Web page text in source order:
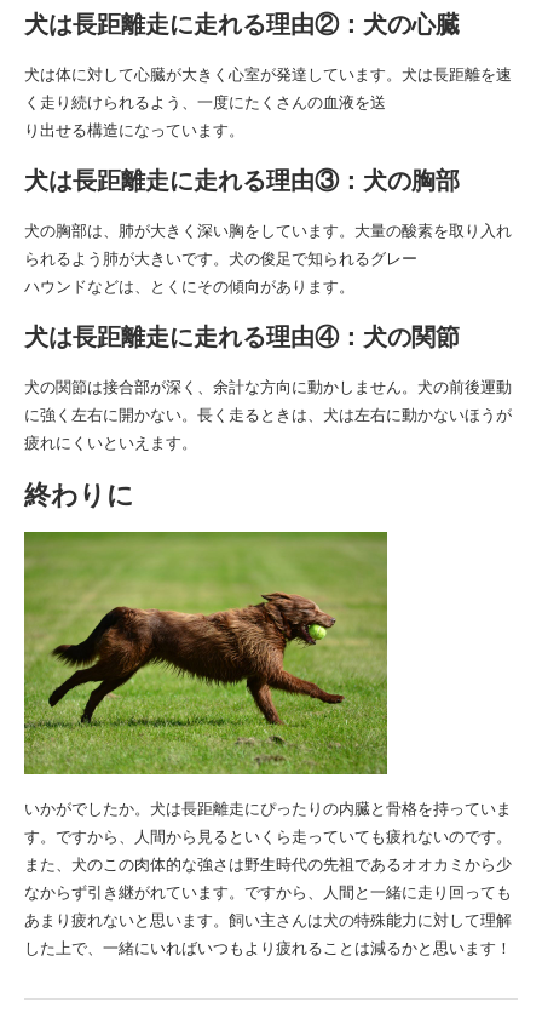
犬は長距離走に走れる理由②：犬の心臓
犬は体に対して心臓が大きく心室が発達しています。犬は長距離を速
く走り続けられるよう、一度にたくさんの血液を送
り出せる構造になっています。
犬は長距離走に走れる理由③：犬の胸部
犬の胸部は、肺が大きく深い胸をしています。大量の酸素を取り入れ
られるよう肺が大きいです。犬の俊足で知られるグレー
ハウンドなどは、とくにその傾向があります。
犬は長距離走に走れる理由④：犬の関節
犬の関節は接合部が深く、余計な方向に動かしません。犬の前後運動
に強く左右に開かない。長く走るときは、犬は左右に動かないほうが
疲れにくいといえます。
終わりに
いかがでしたか。犬は長距離走にぴったりの内臓と骨格を持っていま
す。ですから、人間から見るといくら走っていても疲れないのです。
また、犬のこの肉体的な強さは野生時代の先祖であるオオカミから少
なからず引き継がれています。ですから、人間と一緒に走り回っても
あまり疲れないと思います。飼い主さんは犬の特殊能力に対して理解
した上で、一緒にいればいつもより疲れることは減るかと思います！